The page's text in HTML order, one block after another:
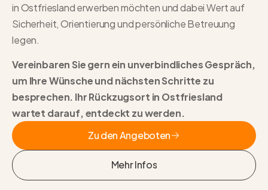
in Ostfriesland erwerben möchten und dabei Wert auf
Sicherheit, Orientierung und persönliche Betreuung
legen.
Vereinbaren Sie gern ein unverbindliches Gespräch,
um Ihre Wünsche und nächsten Schritte zu
besprechen. Ihr Rückzugsort in Ostfriesland
wartet darauf, entdeckt zu werden.
Zu den Angeboten
Mehr Infos